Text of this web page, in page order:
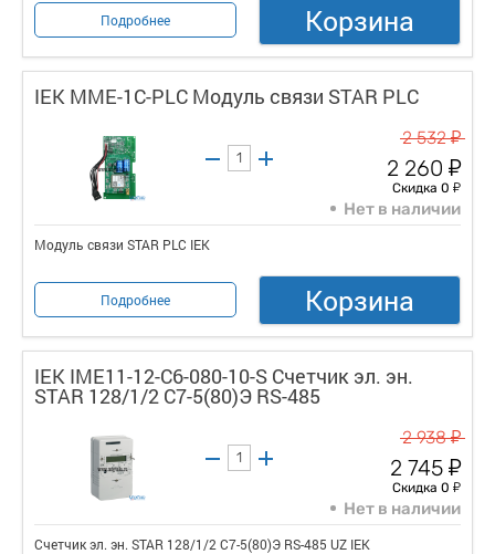
Подробнее Корзина
IEK MME-1C-PLC Модуль связи STAR PLC
2 532у
2 260 у
Скидка 0 у
Нет в наличии
Модуль связи STAR PLC IEK
Подробнее Корзина
IEK IME11-12-C6-080-10-S Счетчик эл. эн.
STAR 128/1/2 С7-5(80)Э RS-485
2 938у
2 745 у
Скидка 0 у
Нет в наличии
Счетчик эл. эн. STAR 128/1/2 С7-5(80)Э RS-485 UZ IEK